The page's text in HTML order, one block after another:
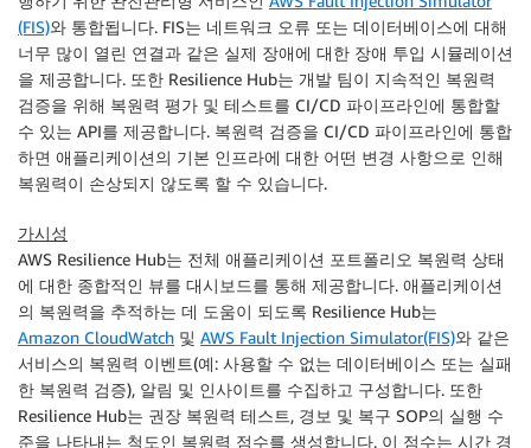
(FIS)와 통합됩니다. FIS는 네트워크 오류 또는 데이터베이스에 대해
너무 많이 열린 연결과 같은 실제 장애에 대한 장애 투입 시뮬레이션
을 제공합니다. 또한 Resilience Hub는 개발 팀이 지속적인 복원력
검증을 위해 복원력 평가 및 테스트를 CI/CD 파이프라인에 통합할
수 있는 API를 제공합니다. 복원력 검증을 CI/CD 파이프라인에 통합
하면 애플리케이션의 기본 인프라에 대한 어떤 변경 사항으로 인해
복원력이 손상되지 않도록 할 수 있습니다.
가시성
AWS Resilience Hub는 전체 애플리케이션 포트폴리오 복원력 상태
에 대한 종합적인 뷰를 대시보드를 통해 제공합니다. 애플리케이션
의 복원력을 추적하는 데 도움이 되도록 Resilience Hub는
Amazon CloudWatch 및 AWS Fault Injection Simulator(FIS)와 같은
서비스의 복원력 이벤트(예: 사용할 수 없는 데이터베이스 또는 실패
한 복원력 검증), 알림 및 인사이트를 수집하고 구성합니다. 또한
Resilience Hub는 권장 복원력 테스트, 경보 및 복구 SOP의 실행 수
준을 나타내는 척도인 복원력 점수를 생성합니다. 이 점수는 시간 경